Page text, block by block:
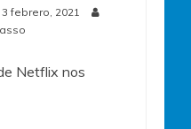
3 febrero, 2021
Netflix nos